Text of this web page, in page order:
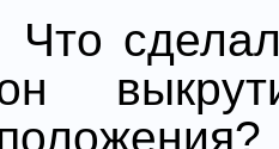
Что